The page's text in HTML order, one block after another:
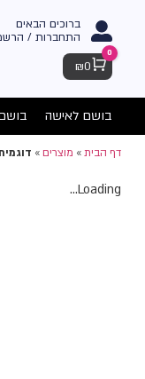
ברוכים הבאים
התחברות /
Cart
0
₪0
בושם לאישה
דף הבית» מוצרים»
Loading...